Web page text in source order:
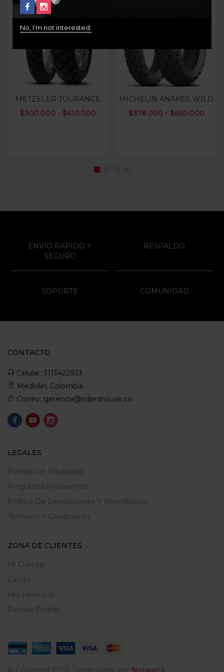
METZELER TOURANCE
$300.000 - $610.000
MICHELIN ANAKEE WILD
$378.000 - $650.000
No, I’m not interested.
ENVÍO RAPIDO Y
SEGURO
RESPALDO
SOPORTE COMUNIDAD
CONTACTO
Celular: 3113422933
Medellin, Colombia
Correo: gerencia@ridershouse.co
LEGALES
Politica De Privacidad
Preguntas Frecuentes
Política De Devoluciones Y Reembolsos
Terminos Y Condiciones
ZONA DE CLIENTES
Mi Cuenta
Carrito
Mis Favoritos
Ratrear Pedido
© Copyright 2022, Desarrollado por Netwarts.